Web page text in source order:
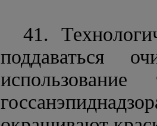
41.
поддаваться